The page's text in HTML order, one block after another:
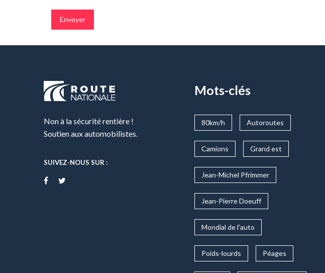
Non à la sécurité rentière !
Soutien aux automobilistes.
SUIVEZ-NOUS SUR :
Mots-clés
80km/h Autoroutes
Camions Grand est
Jean-Michel Pfrimmer
Jean-Pierre Doeuff
Mondial de l'auto
Poids-lourds Péages